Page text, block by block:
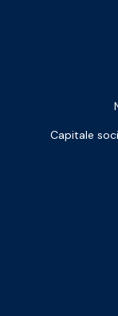
Capitale